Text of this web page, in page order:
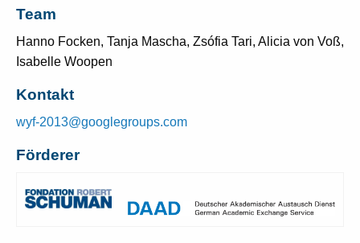
Team
Hanno Focken, Tanja Mascha, Zsófia Tari, Alicia von Voß,
Isabelle Woopen
Kontakt
wyf-2013@googlegroups.com
Förderer